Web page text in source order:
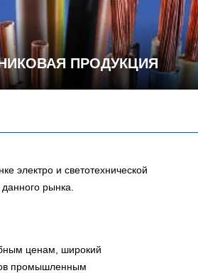
ПРОДУКЦИЯ
электро и светотехнической
рынка.
ценам, широкий
промышленным